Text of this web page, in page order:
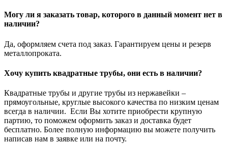
Могу ли я заказать товар, которого в данный момент нет в
наличии?
Да, оформляем счета под заказ. Гарантируем цены и резерв
металлопроката.
Хочу купить квадратные трубы, они есть в наличии?
Квадратные трубы и другие трубы из нержавейки –
прямоугольные, круглые высокого качества по низким ценам
всегда в наличии. Если Вы хотите приобрести крупную
партию, то поможем оформить заказ и доставка будет
бесплатно. Более полную информацию вы можете получить
написав нам в заявке или на почту.